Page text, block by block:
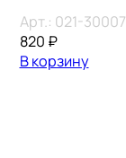
Арт.: 021-
820 ₽
В корзину